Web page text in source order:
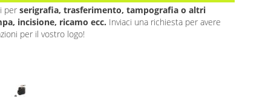
perserigrafia, trasferimento, tampografia o altri
incisione, ricamo ecc. Inviaci una richiesta per avere
per il vostro logo!